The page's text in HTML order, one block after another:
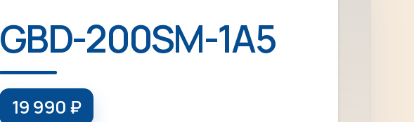
GBD-200SM-1A5
19 990 ₽